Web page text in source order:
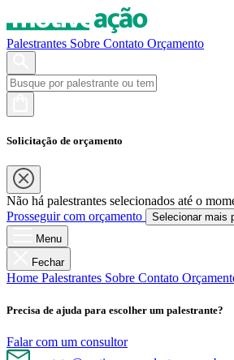
Palestrantes Sobre Contato Orçamento
Solicitação de orçamento
Não há palestrantes selecionados até o
Prosseguir com orçamento
Selecionar mais
Menu
Fechar
Home Palestrantes Sobre Contato
Precisa de ajuda para escolher um palestrante?
Falar com um consultor